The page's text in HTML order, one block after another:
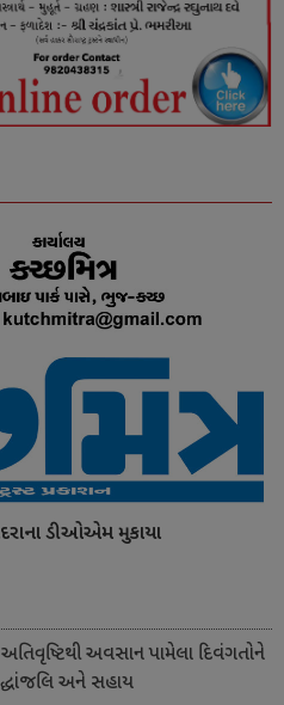
ડીઓએમ મુકાયા
અવસાન પામેલા દિવંગતોને
અને સહાય